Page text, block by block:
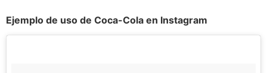
Ejemplo de uso de Coca-Cola en Instagram